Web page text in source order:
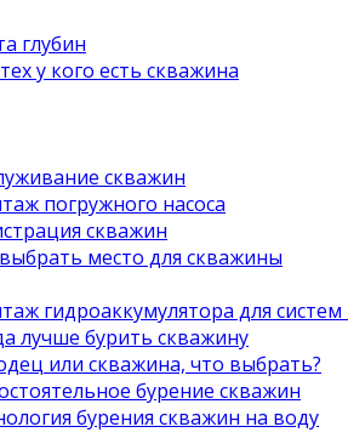
глубин
у кого есть скважина
скважин
погружного насоса
скважин
место для скважины
гидроаккумулятора для
лучше бурить скважину
или скважина, что выбрать?
бурение скважин
бурения скважин на воду